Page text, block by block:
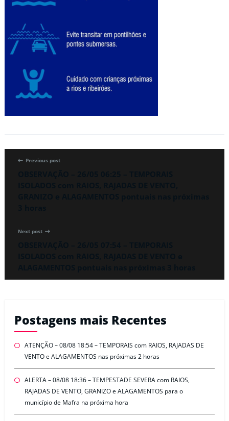
Previous post
Next post
Postagens mais Recentes
ATENÇÃO – 08/08 18:54 – TEMPORAIS com RAIOS, RAJADAS DE
VENTO e ALAGAMENTOS nas próximas 2 horas
ALERTA – 08/08 18:36 – TEMPESTADE SEVERA com RAIOS,
RAJADAS DE VENTO, GRANIZO e ALAGAMENTOS para o
município de Mafra na próxima hora